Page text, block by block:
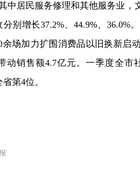
中居民服务修理和其他服务业
分别增长37.2%、44.9%、36.0%
余场加力扩围消费品以旧换新启
动销售额4.7亿元。一季度全市
第4位。